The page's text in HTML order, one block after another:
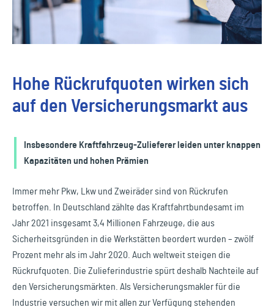
Hohe Rückrufquoten wirken sich
auf den Versicherungsmarkt aus
Insbesondere Kraftfahrzeug-Zulieferer leiden unter knappen
Kapazitäten und hohen Prämien
Immer mehr Pkw, Lkw und Zweiräder sind von Rückrufen
betroffen. In Deutschland zählte das Kraftfahrtbundesamt im
Jahr 2021 insgesamt 3,4 Millionen Fahrzeuge, die aus
Sicherheitsgründen in die Werkstätten beordert wurden – zwölf
Prozent mehr als im Jahr 2020. Auch weltweit steigen die
Rückrufquoten. Die Zulieferindustrie spürt deshalb Nachteile auf
den Versicherungsmärkten. Als Versicherungsmakler für die
Industrie versuchen wir mit allen zur Verfügung stehenden